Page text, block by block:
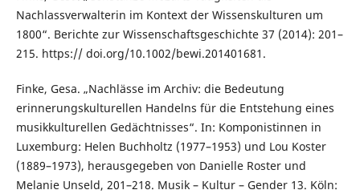
Nachlassverwalterin im Kontext der Wissenskulturen um
1800“. Berichte zur Wissenschaftsgeschichte 37 (2014): 201–
215. https:// doi.org/10.1002/bewi.201401681.
Finke, Gesa. „Nachlässe im Archiv: die Bedeutung
erinnerungskulturellen Handelns für die Entstehung eines
musikkulturellen Gedächtnisses“. In: Komponistinnen in
Luxemburg: Helen Buchholtz (1977–1953) und Lou Koster
(1889–1973), herausgegeben von Danielle Roster und
Melanie Unseld, 201–218. Musik – Kultur – Gender 13. Köln: